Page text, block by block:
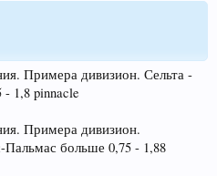
Примера дивизион. Сельта -
1,8 pinnacle
Примера дивизион.
больше 0,75 - 1,88